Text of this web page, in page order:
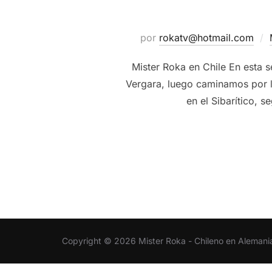
por rokatv@hotmail.com
Mister Roka en Chile En esta
Vergara, luego caminamos
en el Sibarítico,
Copyright © 2026 Mister Roka - Chileno en